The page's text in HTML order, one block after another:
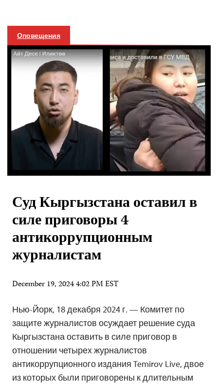
Оповещения
Суд Кыргызстана оставил в
силе приговоры 4
антикоррупционным
журналистам
December 19, 2024 4:02 PM EST
Нью-Йорк, 18 декабря 2024 г. — Комитет по
защите журналистов осуждает решение суда
Кыргызстана оставить в силе приговор в
отношении четырех журналистов
антикоррупционного издания Temirov Live, двое
из которых были приговорены к длительным